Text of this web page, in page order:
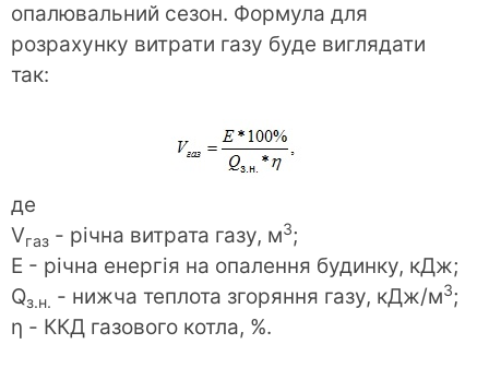
опалювальний сезон. Формула для
розрахунку витрати газу буде виглядати
так:
де
Vгаз - річна витрата газу, м3;
E - річна енергія на опалення будинку, кДж;
Qз.н. - нижча теплота згоряння газу, кДж/м3;
η - ККД газового котла, %.